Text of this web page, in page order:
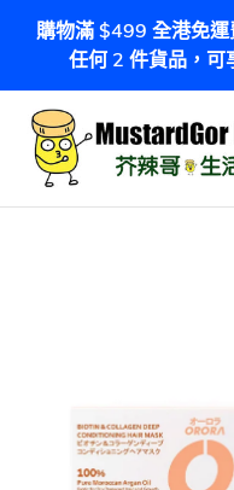
容
購物滿 $499 全港免
任何 2 件貨品，可